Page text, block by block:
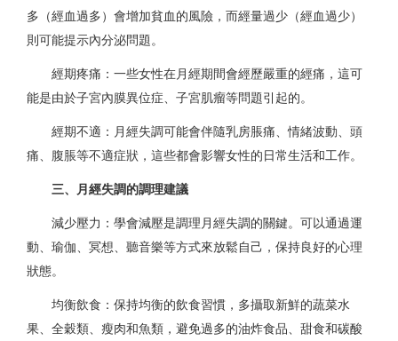
多（經血過多）會增加貧血的風險，而經量過少（經血過少）
則可能提示內分泌問題。
經期疼痛： 一些女性在月經期間會經歷嚴重的經痛，這可
能是由於子宮內膜異位症、子宮肌瘤等問題引起的。
經期不適： 月經失調可能會伴隨乳房脹痛、情緒波動、頭
痛、腹脹等不適症狀，這些都會影響女性的日常生活和工作。
三、月經失調的調理建議
減少壓力： 學會減壓是調理月經失調的關鍵。可以通過運
動、瑜伽、冥想、聽音樂等方式來放鬆自己，保持良好的心理
狀態。
均衡飲食： 保持均衡的飲食習慣，多攝取新鮮的蔬菜水
果、全穀類、瘦肉和魚類，避免過多的油炸食品、甜食和碳酸